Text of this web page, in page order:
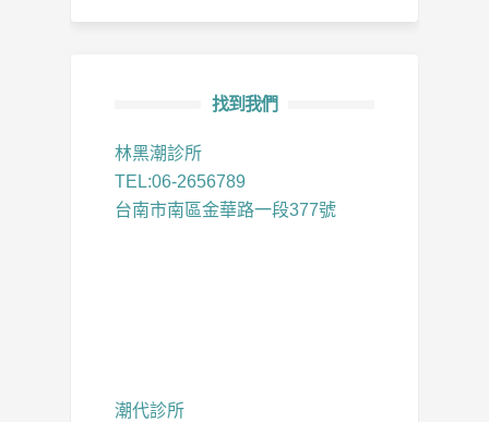
找到我們
林黑潮診所
TEL:06-2656789
台南市南區金華路一段377號
潮代診所